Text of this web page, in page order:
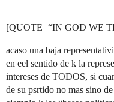
[QUOTE=“IN GOD WE
acaso una baja
en eel sentido de k la
intereses de TODOS, si
de su psrtido no mas sino